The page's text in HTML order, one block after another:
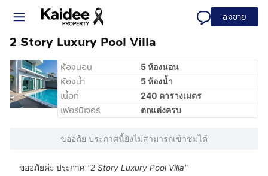
ลงขาย
2​ Story​ Luxury​ Pool​ Villa
ห้องนอน 5 ห้องนอน
ห้องน้ำ 5 ห้องน้ำ
เนื้อที่ 240 ตารางเมตร
เฟอร์นิเจอร์ ตกแต่งครบ
ขออภัย ประกาศนี้ยังไม่สามารถเข้าชมได้
ขออภัยค่ะ ประกาศ "2​ Story​ Luxury​ Pool​ Villa"